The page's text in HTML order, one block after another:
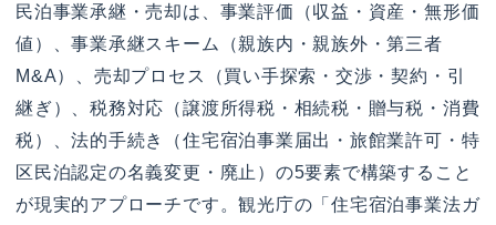
民泊事業承継・売却は、事業評価（収益・資産・無形価
値）、事業承継スキーム（親族内・親族外・第三者
M&A）、売却プロセス（買い手探索・交渉・契約・引
継ぎ）、税務対応（譲渡所得税・相続税・贈与税・消費
税）、法的手続き（住宅宿泊事業届出・旅館業許可・特
区民泊認定の名義変更・廃止）の5要素で構築すること
が現実的アプローチです。観光庁の「住宅宿泊事業法ガ